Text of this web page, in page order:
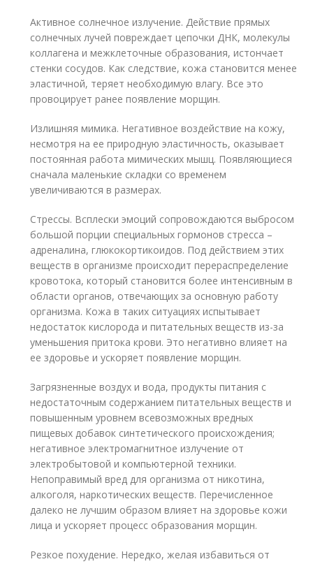
Активное солнечное излучение. Действие прямых
солнечных лучей повреждает цепочки ДНК, молекулы
коллагена и межклеточные образования, истончает
стенки сосудов. Как следствие, кожа становится менее
эластичной, теряет необходимую влагу. Все это
провоцирует ранее появление морщин.
Излишняя мимика. Негативное воздействие на кожу,
несмотря на ее природную эластичность, оказывает
постоянная работа мимических мышц. Появляющиеся
сначала маленькие складки со временем
увеличиваются в размерах.
Стрессы. Всплески эмоций сопровождаются выбросом
большой порции специальных гормонов стресса –
адреналина, глюкокортикоидов. Под действием этих
веществ в организме происходит перераспределение
кровотока, который становится более интенсивным в
области органов, отвечающих за основную работу
организма. Кожа в таких ситуациях испытывает
недостаток кислорода и питательных веществ из-за
уменьшения притока крови. Это негативно влияет на
ее здоровье и ускоряет появление морщин.
Загрязненные воздух и вода, продукты питания с
недостаточным содержанием питательных веществ и
повышенным уровнем всевозможных вредных
пищевых добавок синтетического происхождения;
негативное электромагнитное излучение от
электробытовой и компьютерной техники.
Непоправимый вред для организма от никотина,
алкоголя, наркотических веществ. Перечисленное
далеко не лучшим образом влияет на здоровье кожи
лица и ускоряет процесс образования морщин.
Резкое похудение. Нередко, желая избавиться от